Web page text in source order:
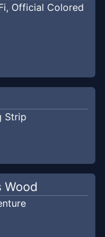
, Official Colored
Strip
Wood